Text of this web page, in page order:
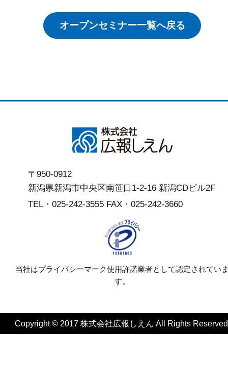
オープンセミナー一覧へ戻る
〒950-0912
新潟県新潟市中央区南笹口1-2-16 新潟CDビル2F
TEL・025-242-3555 FAX・025-242-3660
当社はプライバシーマーク使用許諾業者として認定されてい
す。
Copyright © 2017 株式会社広報しえん All Rights